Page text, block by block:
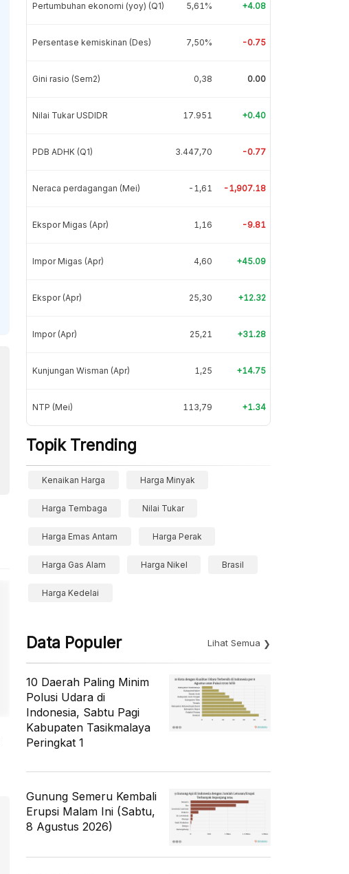
Pertumbuhan ekonomi (yoy) (Q1) 5,61% +4.08
Persentase kemiskinan (Des) 7,50% -0.75
Gini rasio (Sem2) 0,38 0.00
Nilai Tukar USDIDR 17.951 +0.40
PDB ADHK (Q1) 3.447,70 -0.77
Neraca perdagangan (Mei) -1,61 -1,907.18
Ekspor Migas (Apr) 1,16 -9.81
Impor Migas (Apr) 4,60 +45.09
Ekspor (Apr) 25,30 +12.32
Impor (Apr) 25,21 +31.28
Kunjungan Wisman (Apr) 1,25 +14.75
NTP (Mei) 113,79 +1.34
Topik Trending
Kenaikan Harga Harga Minyak
Harga Tembaga Nilai Tukar
Harga Emas Antam Harga Perak
Harga Gas Alam Harga Nikel Brasil
Harga Kedelai
Data Populer Lihat Semua
10 Daerah Paling Minim
Polusi Udara di
Indonesia, Sabtu Pagi
Kabupaten Tasikmalaya
Peringkat 1
Gunung Semeru Kembali
Erupsi Malam Ini (Sabtu,
8 Agustus 2026)